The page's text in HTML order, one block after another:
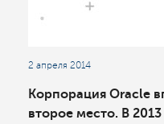
2 апреля 2014
Корпорация Oracle
второе место. В